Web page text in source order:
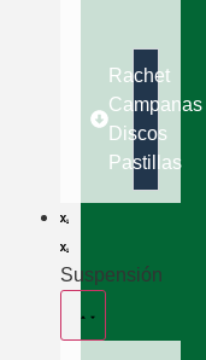
Rachet
Campanas
Discos
Pastillas
Suspensión